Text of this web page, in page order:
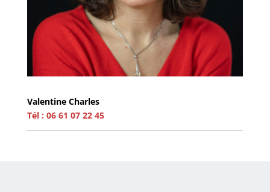
Valentine Charles
Tél : 06 61 07 22 45